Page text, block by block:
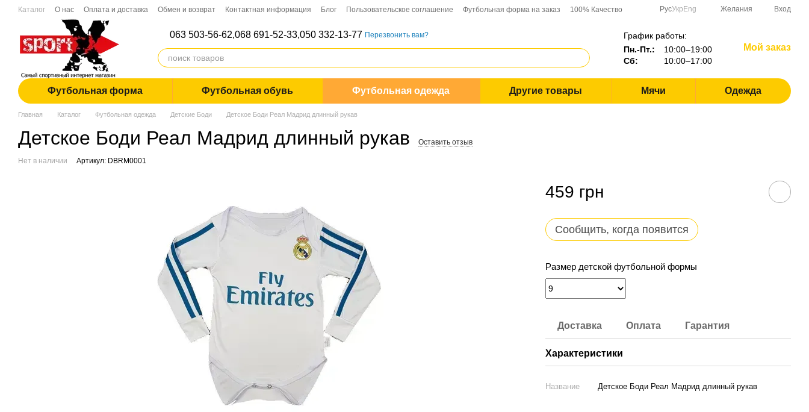
Перейти к основному контенту
Каталог О нас Оплата и доставка Обмен и возврат Контактная информация Блог Пользовательское соглашение Футбольная форма на заказ
100% Качество
Дропшиппинг
РусУкр Eng Желания Вход
063 503-56-62,068 691-52-33,050 332-13-77 Перезвонить вам?
График работы:
Пн.-Пт.:
10:00–19:00
Сб:
10:00–17:00
Мой заказ
Футбольная форма Футбольная обувь Футбольная одежда Другие товары Мячи Одежда
Главная Каталог Футбольная одежда Детские Боди Детское Боди Реал Мадрид длинный рукав
Детское Боди Реал Мадрид длинный рукав Оставить отзыв
Нет в наличии Артикул: DBRM0001
459 грн
Сообщить, когда появится
Размер детской футбольной формы
Доставка Оплата Гарантия
Характеристики
Название Детское Боди Реал Мадрид длинный рукав